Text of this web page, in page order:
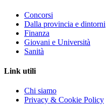
Concorsi
Dalla provincia e dintorni
Finanza
Giovani e Università
Sanità
Link utili
Chi siamo
Privacy & Cookie Policy